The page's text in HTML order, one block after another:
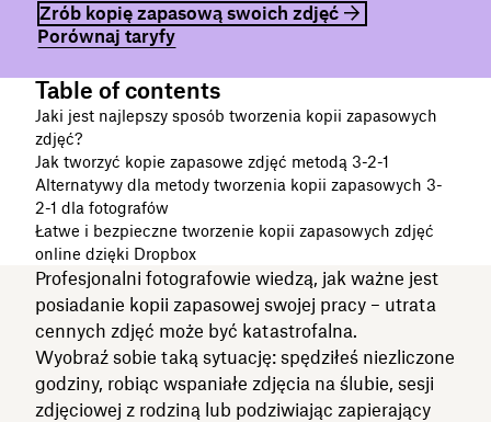
Zrób kopię zapasową swoich zdjęć
Porównaj taryfy
Table of contents
Jaki jest najlepszy sposób tworzenia kopii zapasowych
zdjęć?
Jak tworzyć kopie zapasowe zdjęć metodą 3-2-1
Alternatywy dla metody tworzenia kopii zapasowych 3-
2-1 dla fotografów
Łatwe i bezpieczne tworzenie kopii zapasowych zdjęć
online dzięki Dropbox
Profesjonalni fotografowie wiedzą, jak ważne jest
posiadanie kopii zapasowej swojej pracy – utrata
cennych zdjęć może być katastrofalna.
Wyobraź sobie taką sytuację: spędziłeś niezliczone
godziny, robiąc wspaniałe zdjęcia na ślubie, sesji
zdjęciowej z rodziną lub podziwiając zapierający